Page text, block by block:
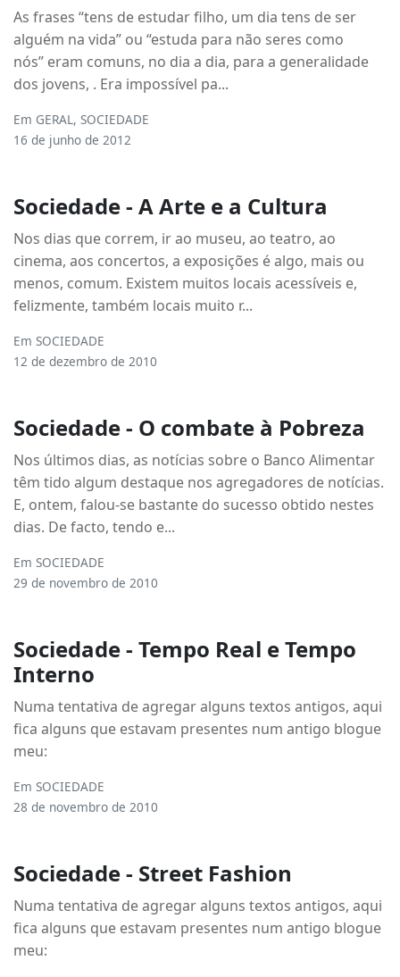
As frases “tens de estudar filho, um dia tens de ser
alguém na vida” ou “estuda para não seres como
nós” eram comuns, no dia a dia, para a generalidade
dos jovens, . Era impossível pa...
Em GERAL, SOCIEDADE
16 de junho de 2012
Sociedade - A Arte e a Cultura
Nos dias que correm, ir ao museu, ao teatro, ao
cinema, aos concertos, a exposições é algo, mais ou
menos, comum. Existem muitos locais acessíveis e,
felizmente, também locais muito r...
Em SOCIEDADE
12 de dezembro de 2010
Sociedade - O combate à Pobreza
Nos últimos dias, as notícias sobre o Banco Alimentar
têm tido algum destaque nos agregadores de notícias.
E, ontem, falou-se bastante do sucesso obtido nestes
dias. De facto, tendo e...
Em SOCIEDADE
29 de novembro de 2010
Sociedade - Tempo Real e Tempo
Interno
Numa tentativa de agregar alguns textos antigos, aqui
fica alguns que estavam presentes num antigo blogue
meu:
Em SOCIEDADE
28 de novembro de 2010
Sociedade - Street Fashion
Numa tentativa de agregar alguns textos antigos, aqui
fica alguns que estavam presentes num antigo blogue
meu: